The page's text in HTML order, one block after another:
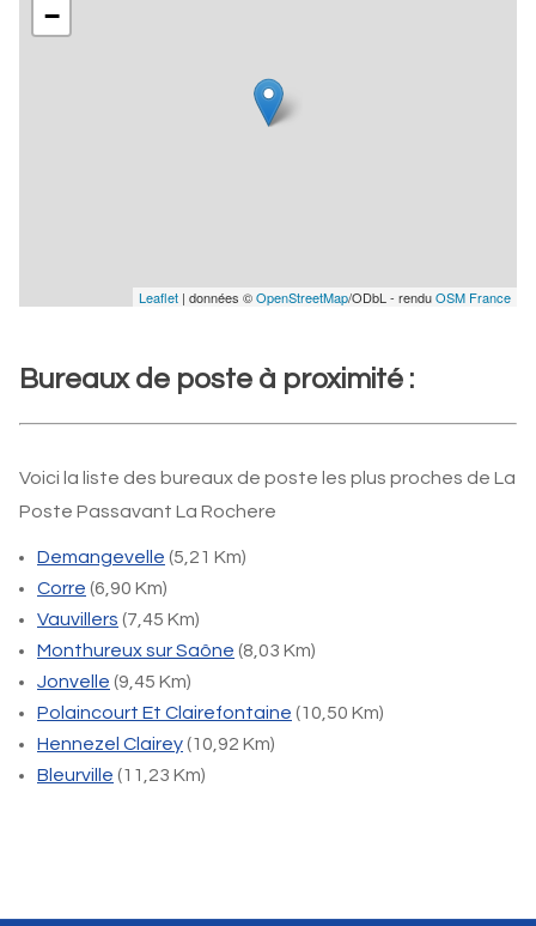
−
Leaflet | données ©OpenStreetMap/ODbL - renduOSM France
Bureaux de poste à proximité :
Voici la liste des bureaux de poste les plus proches de La
Poste Passavant La Rochere
Demangevelle (5,21 Km)
Corre (6,90 Km)
Vauvillers (7,45 Km)
Monthureux sur Saône (8,03 Km)
Jonvelle (9,45 Km)
Polaincourt Et Clairefontaine (10,50 Km)
Hennezel Clairey(10,92 Km)
Bleurville (11,23 Km)